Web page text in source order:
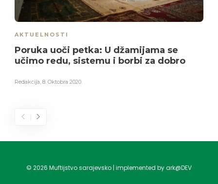
AKTUELNOSTI
Poruka uoči petka: U džamijama se
učimo redu, sistemu i borbi za dobro
Redakcija, 8. Oktobra 2020.
© 2026 Muftijstvo sarajevsko | implemented by ark@DEV